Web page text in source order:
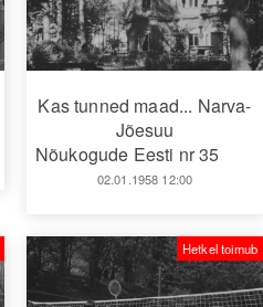
Kas tunned maad... Narva-
Jõesuu
Nõukogude Eesti nr 35
02.01.1958 12:00
Hetkel toimub